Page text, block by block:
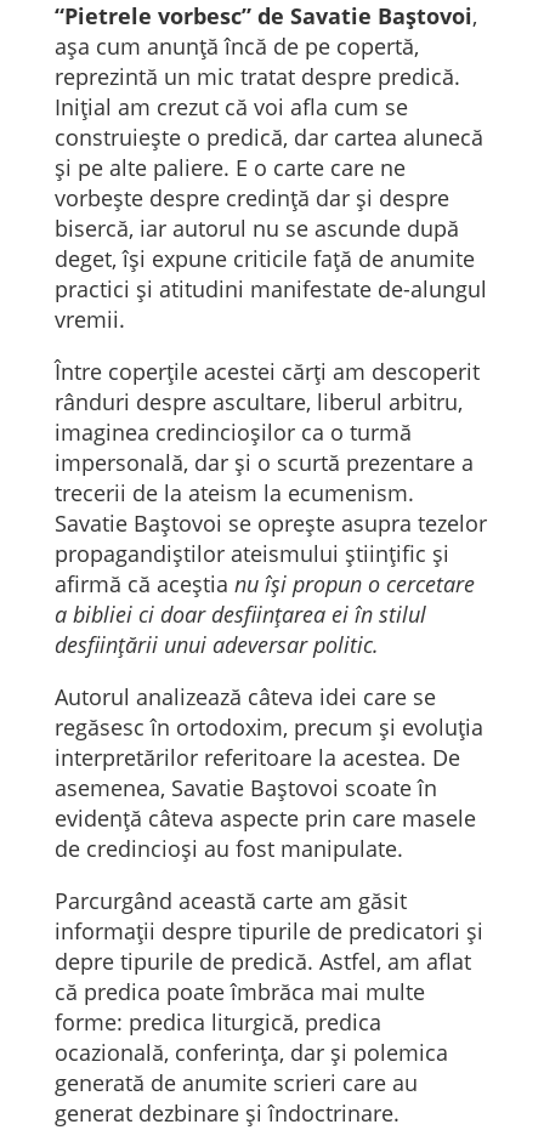
“Pietrele vorbesc” de Savatie Baștovoi,
așa cum anunță încă de pe copertă,
reprezintă un mic tratat despre predică.
Inițial am crezut că voi afla cum se
construiește o predică, dar cartea alunecă
și pe alte paliere. E o carte care ne
vorbește despre credință dar și despre
bisercă, iar autorul nu se ascunde după
deget, își expune criticile față de anumite
practici și atitudini manifestate de-alungul
vremii.
Între coperțile acestei cărți am descoperit
rânduri despre ascultare, liberul arbitru,
imaginea credincioșilor ca o turmă
impersonală, dar și o scurtă prezentare a
trecerii de la ateism la ecumenism.
Savatie Baștovoi se oprește asupra tezelor
propagandiștilor ateismului științific și
afirmă că aceștia nu își propun o cercetare
a bibliei ci doar desființarea ei în stilul
desființării unui adeversar politic.
Autorul analizează câteva idei care se
regăsesc în ortodoxim, precum și evoluția
interpretărilor referitoare la acestea. De
asemenea, Savatie Baștovoi scoate în
evidență câteva aspecte prin care masele
de credincioși au fost manipulate.
Parcurgând această carte am găsit
informații despre tipurile de predicatori și
depre tipurile de predică. Astfel, am aflat
că predica poate îmbrăca mai multe
forme: predica liturgică, predica
ocazională, conferința, dar și polemica
generată de anumite scrieri care au
generat dezbinare și îndoctrinare.